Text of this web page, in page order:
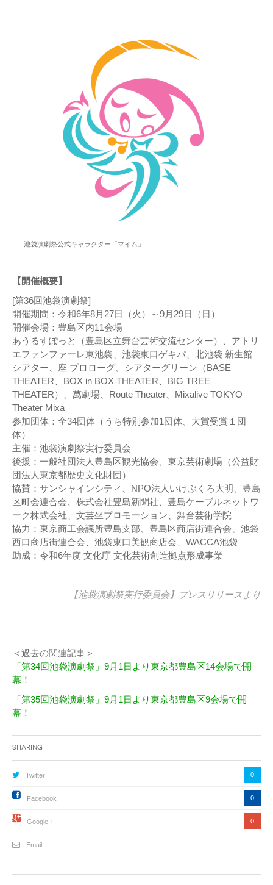
池袋演劇祭公式キャラクター「マイム」
【開催概要】
[第36回池袋演劇祭]
開催期間：令和6年8月27日（火）～9月29日（日）
開催会場：豊島区内11会場
あうるすぽっと（豊島区立舞台芸術交流センター）、アトリ
エファンファーレ東池袋、池袋東口ゲキパ、北池袋 新生館
シアター、座 プロローグ、シアターグリーン（BASE
THEATER、BOX in BOX THEATER、BIG TREE
THEATER）、萬劇場、Route Theater、Mixalive TOKYO
Theater Mixa
参加団体：全34団体（うち特別参加1団体、大賞受賞１団
体）
主催：池袋演劇祭実行委員会
後援：一般社団法人豊島区観光協会、東京芸術劇場（公益財
団法人東京都歴史文化財団）
協賛：サンシャインシティ、NPO法人いけぶくろ大明、豊島
区町会連合会、株式会社豊島新聞社、豊島ケーブルネットワ
ーク株式会社、文芸坐プロモーション、舞台芸術学院
協力：東京商工会議所豊島支部、豊島区商店街連合会、池袋
西口商店街連合会、池袋東口美観商店会、WACCA池袋
助成：令和6年度 文化庁 文化芸術創造拠点形成事業
【池袋演劇祭実行委員会】 プレスリリース より
＜過去の関連記事＞
「第34回池袋演劇祭」9月1日より東京都豊島区14会場で開
幕！
「第35回池袋演劇祭」9月1日より東京都豊島区9会場で開
幕！
Sharing
Twitter 0
Facebook 0
Google + 0
Email